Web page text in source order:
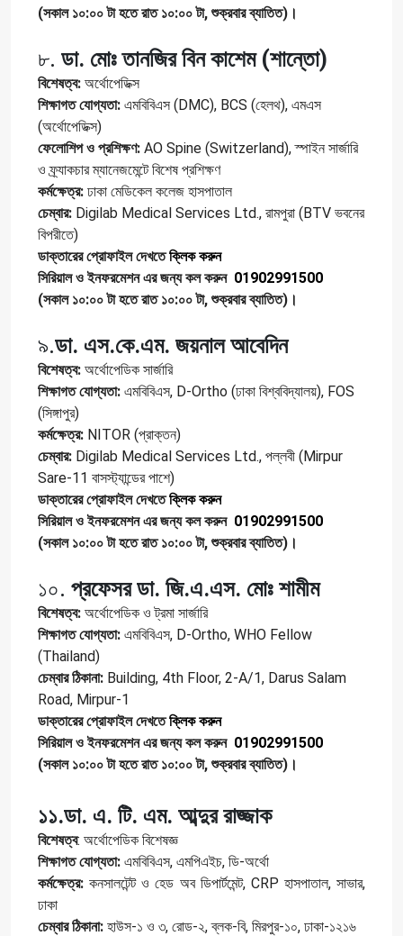
(সকাল ১০:০০ টা হতে রাত ১০:০০ টা, শুক্রবার ব্যাতিত)।
৮. ডা. মোঃ তানজির বিন কাশেম (শান্তো)
বিশেষত্ব: অর্থোপেডিক্স
শিক্ষাগত যোগ্যতা: এমবিবিএস (DMC), BCS (হেলথ), এমএস
(অর্থোপেডিক্স)
ফেলোশিপ ও প্রশিক্ষণ: AO Spine (Switzerland), স্পাইন সার্জারি
ও ফ্র্যাকচার ম্যানেজমেন্টে বিশেষ প্রশিক্ষণ
কর্মক্ষেত্র: ঢাকা মেডিকেল কলেজ হাসপাতাল
চেম্বার: Digilab Medical Services Ltd., রামপুরা (BTV ভবনের
বিপরীতে)
ডাক্তারের প্রোফাইল দেখতেক্লিক করুন
সিরিয়াল ও ইনফরমেশন এর জন্য কল করুন 01902991500
(সকাল ১০:০০ টা হতে রাত ১০:০০ টা, শুক্রবার ব্যাতিত)।
৯.ডা. এস.কে.এম. জয়নাল আবেদিন
বিশেষত্ব: অর্থোপেডিক সার্জারি
শিক্ষাগত যোগ্যতা: এমবিবিএস, D-Ortho (ঢাকা বিশ্ববিদ্যালয়), FOS
(সিঙ্গাপুর)
কর্মক্ষেত্র: NITOR (প্রাক্তন)
চেম্বার: Digilab Medical Services Ltd., পল্লবী (Mirpur
Sare-11 বাসস্ট্যান্ডের পাশে)
ডাক্তারের প্রোফাইল দেখতেক্লিক করুন
সিরিয়াল ও ইনফরমেশন এর জন্য কল করুন 01902991500
(সকাল ১০:০০ টা হতে রাত ১০:০০ টা, শুক্রবার ব্যাতিত)।
১০. প্রফেসর ডা. জি.এ.এস. মোঃ শামীম
বিশেষত্ব: অর্থোপেডিক ও ট্রমা সার্জারি
শিক্ষাগত যোগ্যতা: এমবিবিএস, D-Ortho, WHO Fellow
(Thailand)
চেম্বার ঠিকানা: Building, 4th Floor, 2-A/1, Darus Salam
Road, Mirpur-1
ডাক্তারের প্রোফাইল দেখতেক্লিক করুন
সিরিয়াল ও ইনফরমেশন এর জন্য কল করুন 01902991500
(সকাল ১০:০০ টা হতে রাত ১০:০০ টা, শুক্রবার ব্যাতিত)।
১১.ডা. এ. টি. এম. আব্দুর রাজ্জাক
বিশেষত্ব: অর্থোপেডিক বিশেষজ্ঞ
শিক্ষাগত যোগ্যতা: এমবিবিএস, এমপিএইচ, ডি-অর্থো
কর্মক্ষেত্র:কনসালটেন্ট ও হেড অব ডিপার্টমেন্ট, CRP হাসপাতাল, সাভার,
ঢাকা
চেম্বার ঠিকানা: হাউস-১ ও ৩, রোড-২, ব্লক-বি, মিরপুর-১০, ঢাকা-১২১৬